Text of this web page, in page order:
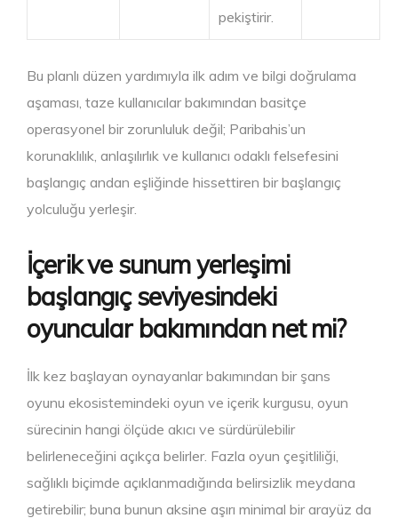
pekiştirir.
Bu planlı düzen yardımıyla ilk adım ve bilgi doğrulama
aşaması, taze kullanıcılar bakımından basitçe
operasyonel bir zorunluluk değil; Paribahis’un
korunaklılık, anlaşılırlık ve kullanıcı odaklı felsefesini
başlangıç andan eşliğinde hissettiren bir başlangıç
yolculuğu yerleşir.
İçerik ve sunum yerleşimi
başlangıç seviyesindeki
oyuncular bakımından net mi?
İlk kez başlayan oynayanlar bakımından bir şans
oyunu ekosistemindeki oyun ve içerik kurgusu, oyun
sürecinin hangi ölçüde akıcı ve sürdürülebilir
belirleneceğini açıkça belirler. Fazla oyun çeşitliliği,
sağlıklı biçimde açıklanmadığında belirsizlik meydana
getirebilir; buna bunun aksine aşırı minimal bir arayüz da